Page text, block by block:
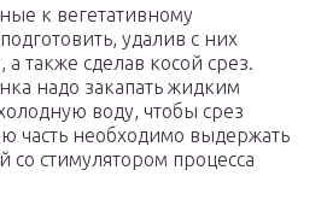
к вегетативному
удалив с них
также сделав косой срез.
надо закапать жидким
воду, чтобы срез
часть необходимо выдержать
со стимулятором процесса